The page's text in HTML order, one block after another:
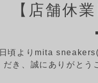
【店舗休
日頃よりmita
だき、誠にありがと